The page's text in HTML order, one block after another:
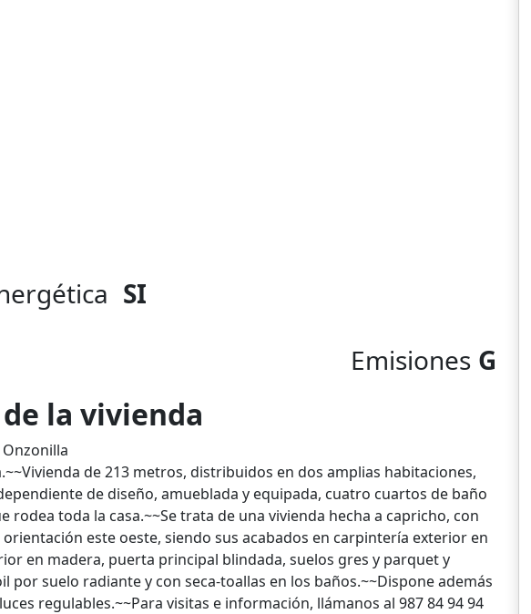
SI
Emisiones G
la vivienda
Onzonilla
de 213 metros, distribuidos en dos amplias habitaciones,
de diseño, amueblada y equipada, cuatro cuartos de baño
rodea toda la casa.~~Se trata de una vivienda hecha a capricho, con
orientación este oeste, siendo sus acabados en carpintería exterior en
en madera, puerta principal blindada, suelos gres y parquet y
por suelo radiante y con seca-toallas en los baños.~~Dispone además
regulables.~~Para visitas e información, llámanos al 987 84 94 94